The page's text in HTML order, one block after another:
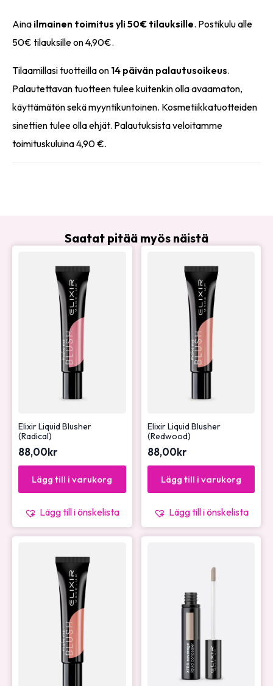
Aina ilmainen toimitus yli 50€ tilauksille. Postikulu alle
50€ tilauksille on 4,90€.
Tilaamillasi tuotteilla on 14 päivän palautusoikeus.
Palautettavan tuotteen tulee kuitenkin olla avaamaton,
käyttämätön sekä myyntikuntoinen. Kosmetiikkatuotteiden
sinettien tulee olla ehjät. Palautuksista veloitamme
toimituskuluina 4,90 €.
Saatat pitää myös näistä
Elixir Liquid Blusher
(Radical)
88,00kr
Lägg till i varukorg
Lägg till i önskelista
Elixir Liquid Blusher
(Redwood)
88,00kr
Lägg till i varukorg
Lägg till i önskelista